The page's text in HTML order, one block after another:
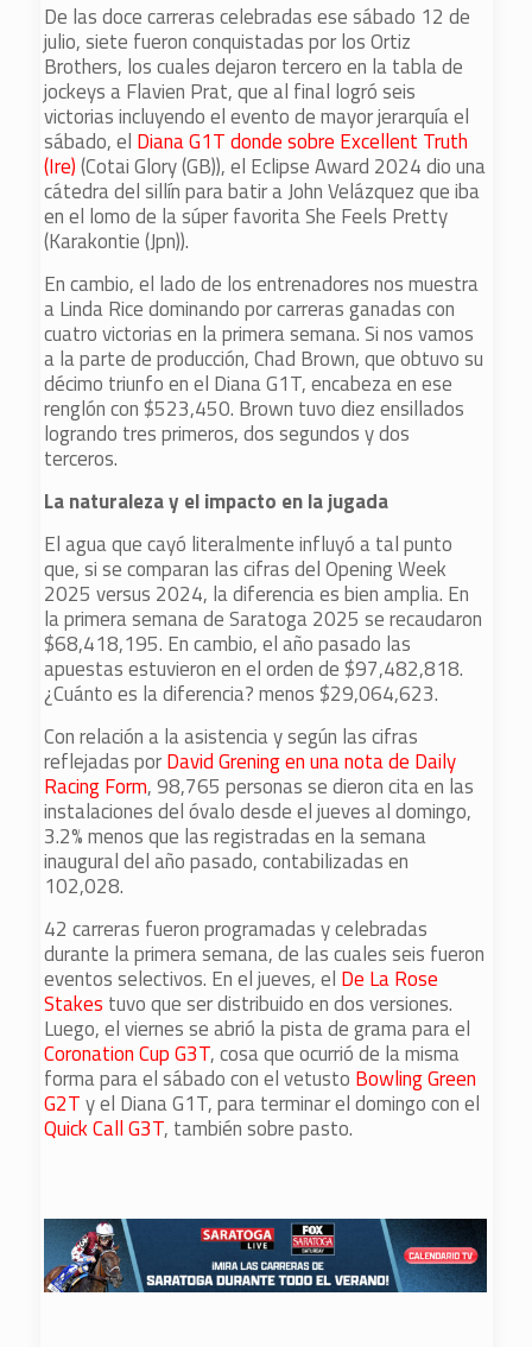
De las doce carreras celebradas ese sábado 12 de
julio, siete fueron conquistadas por los Ortiz
Brothers, los cuales dejaron tercero en la tabla de
jockeys a Flavien Prat, que al final logró seis
victorias incluyendo el evento de mayor jerarquía el
sábado, el Diana G1T donde sobre Excellent Truth
(Ire)(Cotai Glory (GB)), el Eclipse Award 2024 dio una
cátedra del sillín para batir a John Velázquez que iba
en el lomo de la súper favorita She Feels Pretty
(Karakontie (Jpn)).
En cambio, el lado de los entrenadores nos muestra
a Linda Rice dominando por carreras ganadas con
cuatro victorias en la primera semana. Si nos vamos
a la parte de producción, Chad Brown, que obtuvo su
décimo triunfo en el Diana G1T, encabeza en ese
renglón con $523,450. Brown tuvo diez ensillados
logrando tres primeros, dos segundos y dos
terceros.
La naturaleza y el impacto en la jugada
El agua que cayó literalmente influyó a tal punto
que, si se comparan las cifras del Opening Week
2025 versus 2024, la diferencia es bien amplia. En
la primera semana de Saratoga 2025 se recaudaron
$68,418,195. En cambio, el año pasado las
apuestas estuvieron en el orden de $97,482,818.
¿Cuánto es la diferencia? menos $29,064,623.
Con relación a la asistencia y según las cifras
reflejadas porDavid Grening en una nota de Daily
Racing Form, 98,765 personas se dieron cita en las
instalaciones del óvalo desde el jueves al domingo,
3.2% menos que las registradas en la semana
inaugural del año pasado, contabilizadas en
102,028.
42 carreras fueron programadas y celebradas
durante la primera semana, de las cuales seis fueron
eventos selectivos. En el jueves, el De La Rose
Stakes tuvo que ser distribuido en dos versiones.
Luego, el viernes se abrió la pista de grama para el
Coronation Cup G3T, cosa que ocurrió de la misma
forma para el sábado con el vetusto Bowling Green
G2Ty el Diana G1T, para terminar el domingo con el
Quick Call G3T, también sobre pasto.